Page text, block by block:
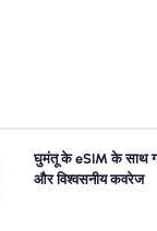
घुमंतू के eSIM के साथ
और विश्वसनीय कवरेज
eSIM का उपयोग करके
के शीर्ष आकर्षण और
करते हैं। कोई फर्क नहीं